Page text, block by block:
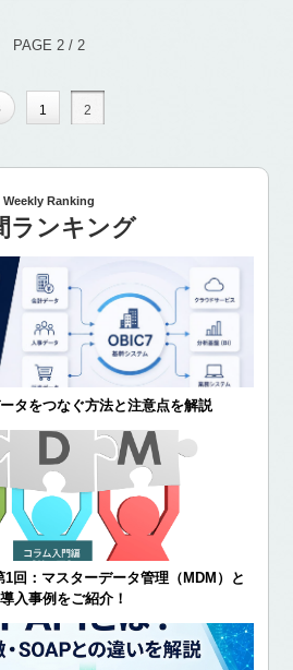
PAGE 2 / 2
1 2
Weekly Ranking
ランキング
タをつなぐ方法と注意点を解説
回：マスターデータ管理（MDM）と
入事例をご紹介！